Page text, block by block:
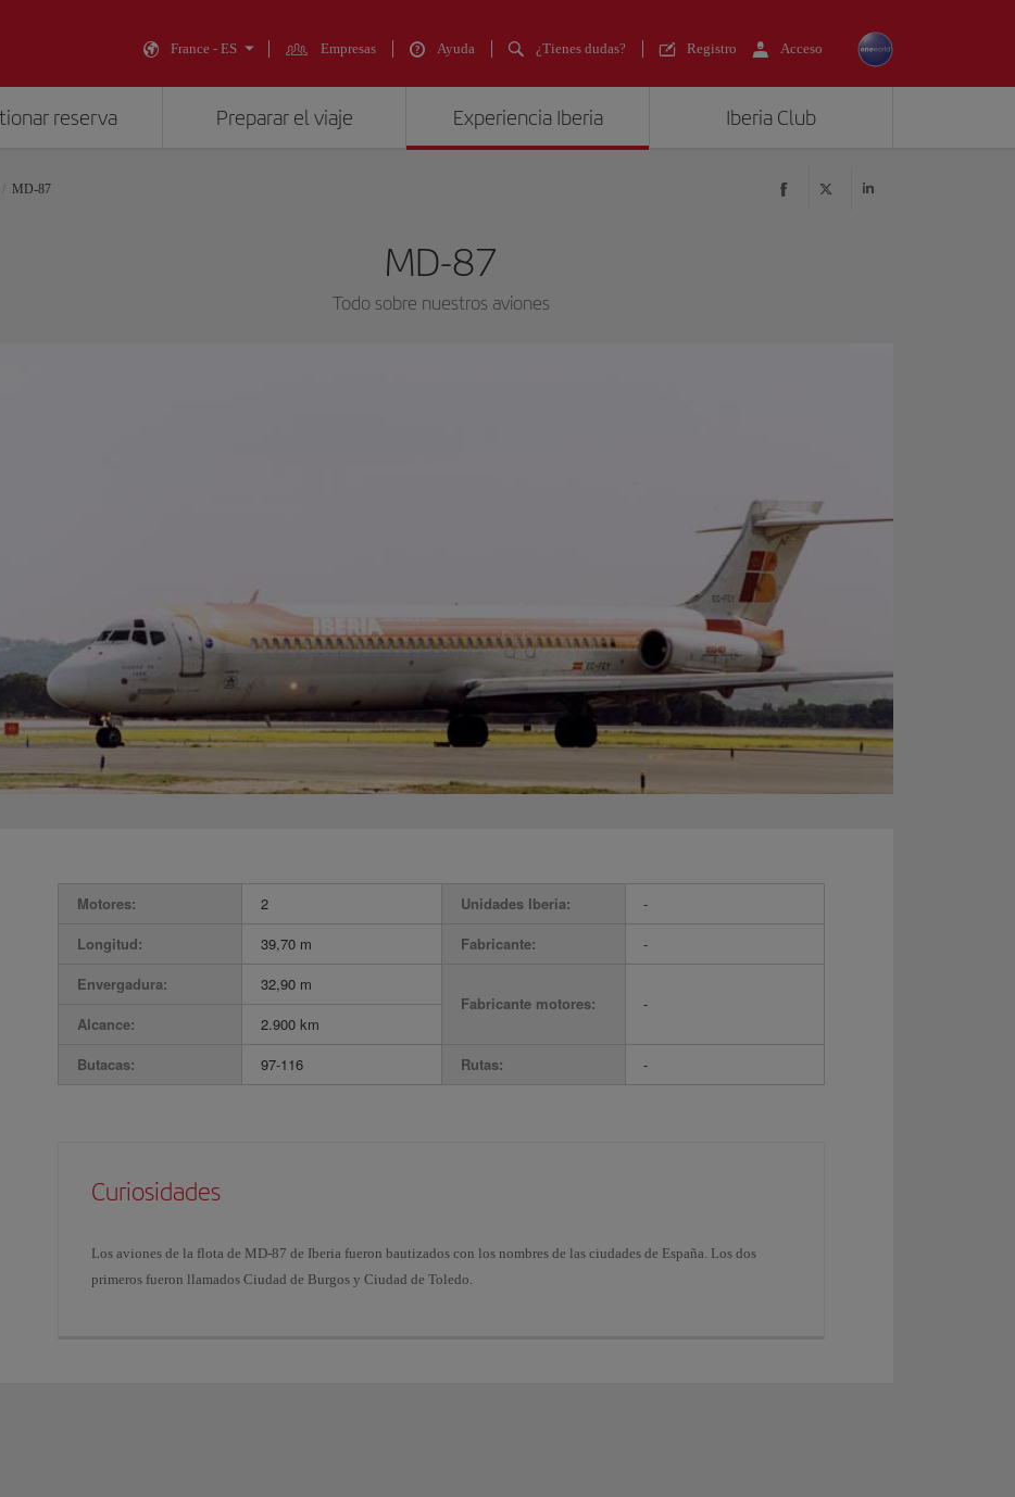
France - ES Empresas Ayuda ¿Tienes dudas? Registro Acceso
reserva Preparar el viaje Experiencia Iberia Iberia Club
MD-87
MD-87
Todo sobre nuestros aviones
Motores: 2 Unidades Iberia:
-
Longitud:
39,70 m Fabricante:
-
Envergadura:
32,90 m
Fabricante motores:
-
Alcance:
2.900 km
Butacas:
97-116 Rutas: -
Curiosidades
Los aviones de la flota de MD-87 de Iberia fueron bautizados con los nombres de las ciudades de España. Los dos
primeros fueron llamados Ciudad de Burgos y Ciudad de Toledo.